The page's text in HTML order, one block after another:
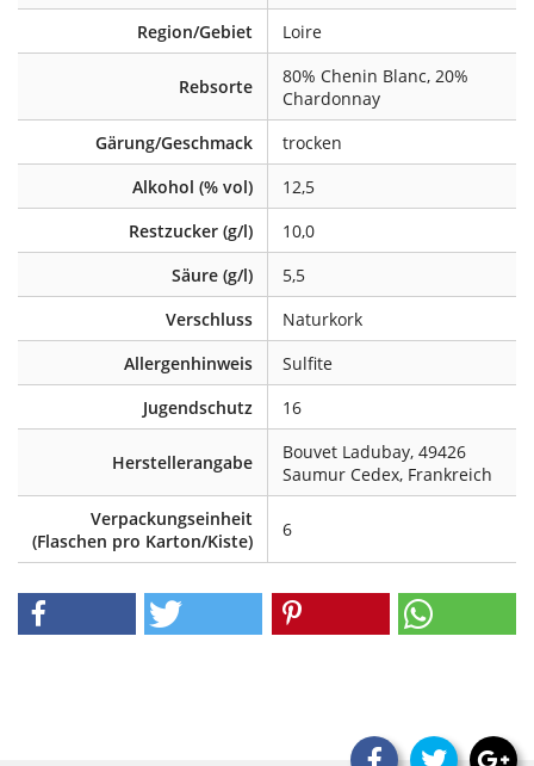
Region/Gebiet
Loire
Rebsorte
80% Chenin Blanc, 20%
Chardonnay
Gärung/Geschmack
trocken
Alkohol (% vol)
12,5
Restzucker (g/l)
10,0
Säure (g/l)
5,5
Verschluss
Naturkork
Allergenhinweis
Sulfite
Jugendschutz
16
Herstellerangabe
Bouvet Ladubay, 49426
Saumur Cedex, Frankreich
Verpackungseinheit
(Flaschen pro Karton/Kiste)
6